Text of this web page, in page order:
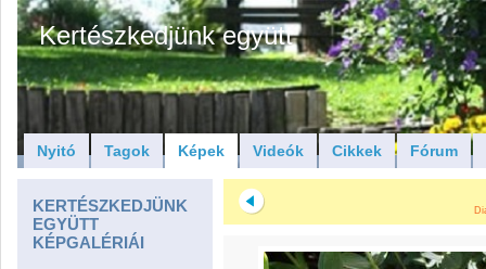
Kertészkedjünk együtt
Nyitó Tagok Képek Videók Cikkek Fórum
KERTÉSZKEDJÜNK
EGYÜTT
KÉPGALÉRIÁI